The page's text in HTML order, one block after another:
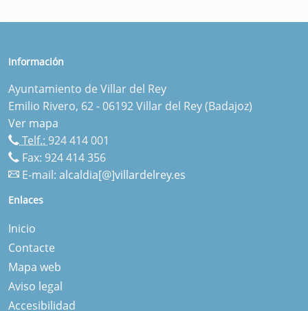
Información
Ayuntamiento de Villar del Rey
Emilio Rivero, 62 - 06192 Villar del Rey (Badajoz)
Ver mapa
Telf.: 924 414 001
Fax: 924 414 356
E-mail: alcaldia[@]villardelrey.es
Enlaces
Inicio
Contacte
Mapa web
Aviso legal
Accesibilidad